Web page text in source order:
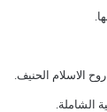
ﺍﻻﺳﻼﻡ ﺍﻟﺤﻨﻴﻒ.
ﺍﻟﺸﺎﻣﻠﺔ.